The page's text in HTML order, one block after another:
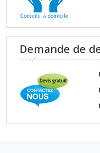
Demande de